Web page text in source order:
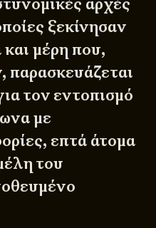
ξεκίνησαν
και μέρη που,
παρασκευάζεται
τον εντοπισμό
με
επτά άτομα
του